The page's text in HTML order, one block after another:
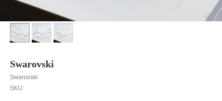
Swarovski
Swarovski
SKU: